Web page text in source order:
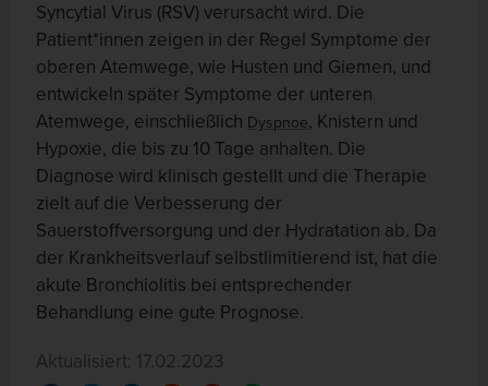
Syncytial Virus (RSV) verursacht wird. Die
Patient*innen zeigen in der Regel Symptome der
oberen Atemwege, wie Husten und Giemen, und
entwickeln später Symptome der unteren
Atemwege, einschließlich Dyspnoe, Knistern und
Hypoxie, die bis zu 10 Tage anhalten. Die
Diagnose wird klinisch gestellt und die Therapie
zielt auf die Verbesserung der
Sauerstoffversorgung und der Hydratation ab. Da
der Krankheitsverlauf selbstlimitierend ist, hat die
akute Bronchiolitis bei entsprechender
Behandlung eine gute Prognose.
Aktualisiert: 17.02.2023